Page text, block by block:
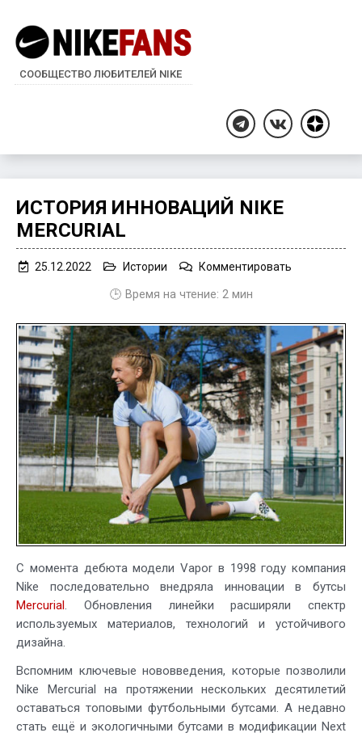
СООБЩЕСТВО ЛЮБИТЕЛЕЙ NIKE
TelegramВКонтакте
Дзен
ИСТОРИЯ ИННОВАЦИЙ NIKE
MERCURIAL
25.12.2022 Истории Комментировать
Mercurial
🕒 Время на чтение: 2 мин
С момента дебюта модели Vapor в 1998 году компания
Nike последовательно внедряла инновации в бутсы
Mercurial. Обновления линейки расширяли спектр
используемых материалов, технологий и устойчивого
дизайна.
Вспомним ключевые нововведения, которые позволили
Nike Mercurial на протяжении нескольких десятилетий
оставаться топовыми футбольными бутсами. А недавно
стать ещё и экологичными бутсами в модификации Next